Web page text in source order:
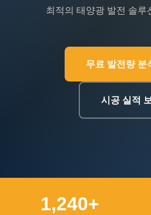
최적의 태양광 발전 솔루
무료 발전량 분
시공 실적
1,240+